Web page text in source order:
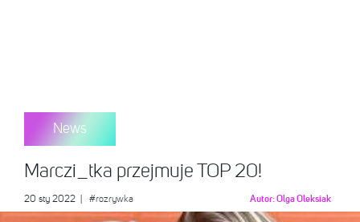
News
Marczi_tka przejmuje TOP 20!
20 sty 2022 #rozrywka Autor:Olga Oleksiak